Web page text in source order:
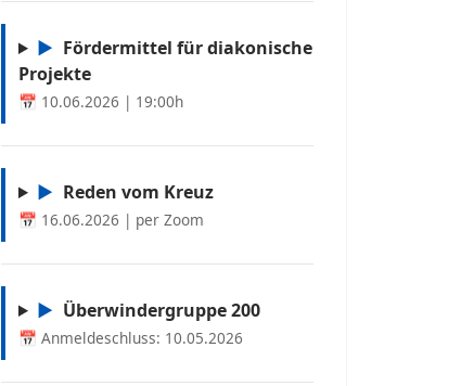
▶ Fördermittel für diakonische
Projekte
📅 10.06.2026 | 19:00h
▶ Reden vom Kreuz
📅 16.06.2026 | per Zoom
▶ Überwindergruppe 200
📅 Anmeldeschluss: 10.05.2026